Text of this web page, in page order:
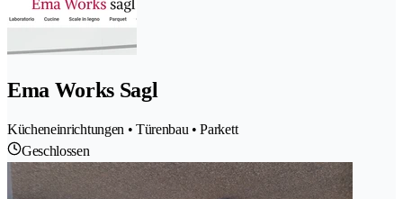
Ema Works Sagl
Kücheneinrichtungen • Türenbau • Parkett
Geschlossen